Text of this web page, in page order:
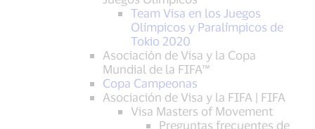
Team Visa en los Juegos
Olímpicos y Paralímpicos de
Tokio 2020
Asociación de Visa y la Copa
Mundial de la FIFA™
Copa Campeonas
Asociación de Visa y la FIFA | FIFA
Visa Masters of Movement
Preguntas frecuentes de